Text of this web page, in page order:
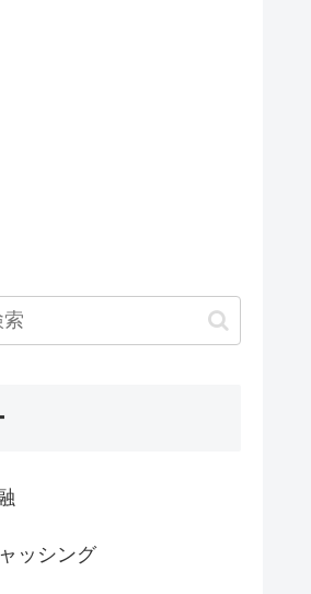
ッシング